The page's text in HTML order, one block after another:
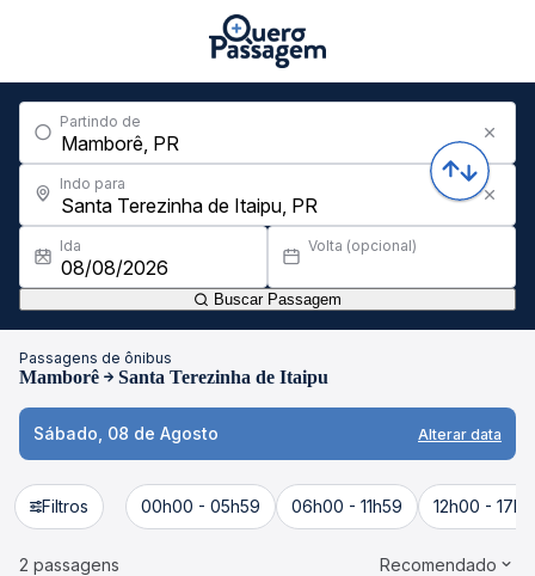
Partindo de
Indo para
Ida Volta (opcional)
Buscar Passagem
Passagens de ônibus
Mamborê Santa Terezinha de Itaipu
Sábado, 08 de Agosto Alterar data
Filtros 00h00 - 05h59 06h00 - 11h59 12h00 -
2 passagens Recomendado